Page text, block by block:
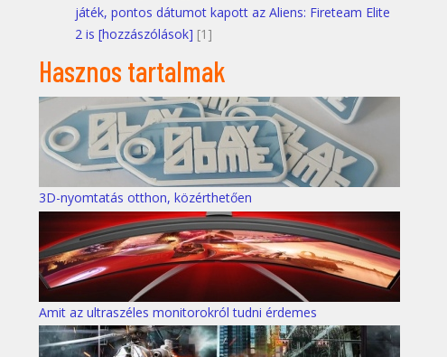
játék, pontos dátumot kapott az Aliens: Fireteam Elite
2 is [hozzászólások] [1]
Hasznos tartalmak
3D-nyomtatás otthon, közérthetően
Amit az ultraszéles monitorokról tudni érdemes